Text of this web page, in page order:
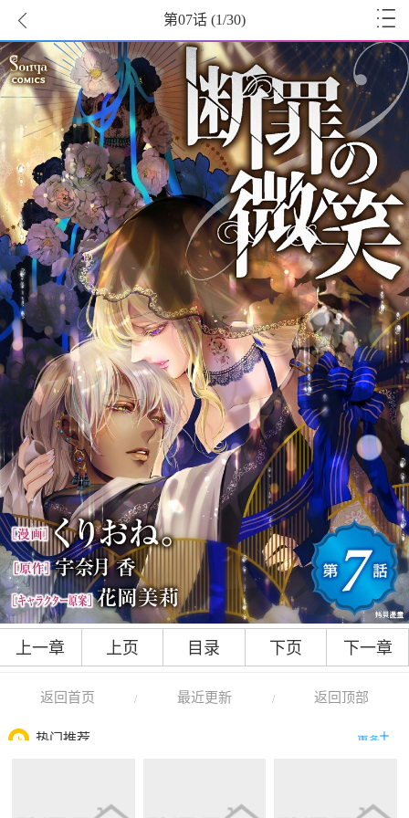
第07话 (1/30)
上一章 上页 目录 下页 下一章
返回首页 / 最近更新 / 返回顶部
热门推荐